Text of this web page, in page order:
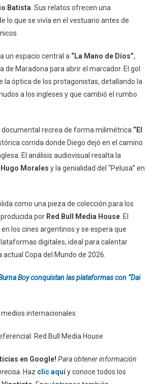
Batista. Sus relatos ofrecen una
lo que se vivía en el vestuario antes de
un espacio central a“La Mano de Dios”,
de Maradona para abrir el marcador. El gol
la óptica de los protagonistas, detallando la
a los ingleses y que cambió el rumbo
documental recrea de forma milimétrica “El
corrida donde Diego dejó en el camino
El análisis audiovisual resalta la
Hugo Morales y la genialidad del “Pelusa” en
como una pieza de colección para los
por Red Bull Media House. El
los cines argentinos y se espera que
digitales, ideal para calentar
actual Copa del Mundo de 2026.
Boy conquistan las plataformas con “Dai
internacionales
Red Bull Media House
en Google! Para obtener información
. Haz clic aquíy conoce todos los